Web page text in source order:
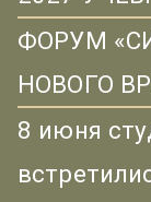
ФОРУМ
НОВОГО
8 июня